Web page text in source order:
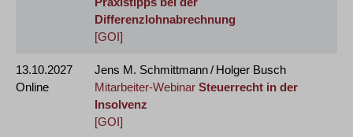
Differenzlohnabrechnung
[GOI]
13.10.2027
Online
Jens M. Schmittmann / Holger Busch
Mitarbeiter-Webinar Steuerrecht in der
Insolvenz
[GOI]